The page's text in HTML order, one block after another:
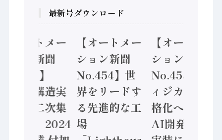
最新号ダウンロード
【オートメー
ション新聞
No.455】
「経済構造実
態調査二次集
計結果」2024
【オートメー
ション新聞
No.454】世
界をリードす
る先進的な工
場
【オートメー
ション新聞
No.453】フ
ィジカルAI本
格化へ 国産
AI開発や社会